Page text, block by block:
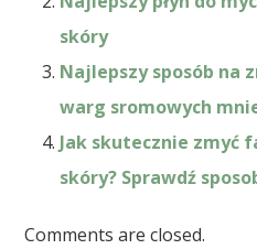
skóry
Najlepszy sposób na
warg sromowych
Jak skutecznie zmyć
skóry? Sprawdź
Comments are closed.